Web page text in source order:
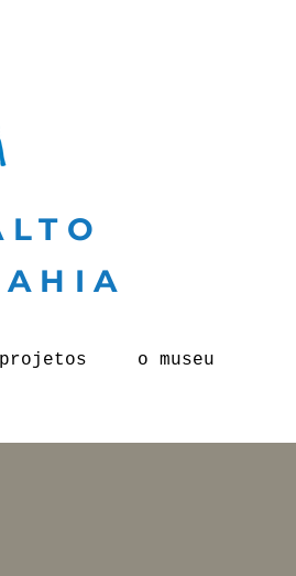
projetos o museu